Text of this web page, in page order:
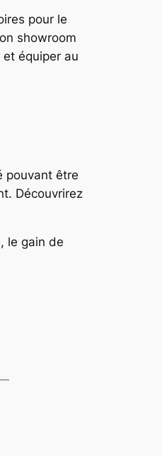
pour le
showroom
équiper au
pouvant être
Découvrirez
le gain de